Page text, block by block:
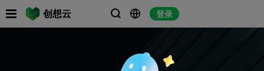
创想云   登录